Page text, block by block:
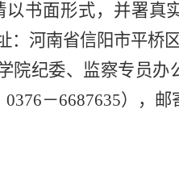
书面形式，并署真
：河南省信阳市平桥
院纪委、监察专员办
－6687635），